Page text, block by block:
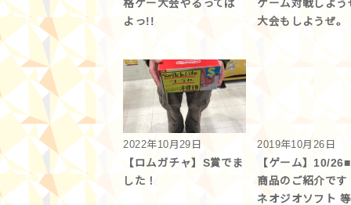
格ゲー大会やるってば
よっ!!
ゲーム対戦しよう
大会もしようぜ。
2022年10月29日
【ロムガチャ】S賞でま
した！
2019年10月26日
【ゲーム】10/
商品のご紹介で
ネオジオソフト